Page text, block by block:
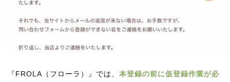
『FROLA（フローラ）』では、 本登録の前に仮登録作業が必